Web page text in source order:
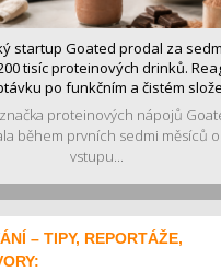
startup Goated prodal za sedm
tisíc proteinových drinků.
po funkčním a čistém
proteinových nápojů
během prvních sedmi měsíců
vstupu...
– TIPY, REPORTÁŽE,